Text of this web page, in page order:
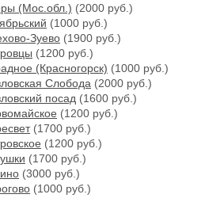
(Мос.обл.) (2000 руб.)
(1000 руб.)
Зуево (1900 руб.)
(1200 руб.)
(Красногорск) (1000 руб.)
Слобода (2000 руб.)
посад (1600 руб.)
(1200 руб.)
(1700 руб.)
(1200 руб.)
(1700 руб.)
(3000 руб.)
(1000 руб.)